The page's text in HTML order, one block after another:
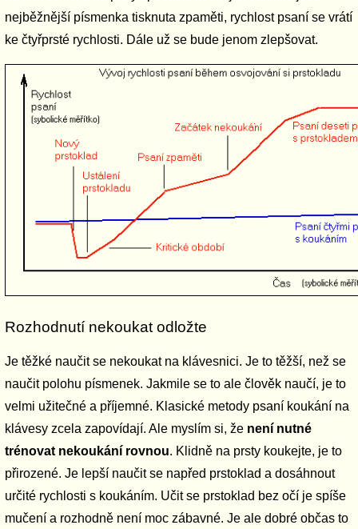
nejběžnější písmenka tisknuta zpaměti, rychlost psaní se vrátí
ke čtyřprsté rychlosti. Dále už se bude jenom zlepšovat.
Rozhodnutí nekoukat odložte
Je těžké naučit se nekoukat na klávesnici. Je to těžší, než se
naučit polohu písmenek. Jakmile se to ale člověk naučí, je to
velmi užitečné a příjemné. Klasické metody psaní koukání na
klávesy zcela zapovídají. Ale myslím si, že není nutné
trénovat nekoukání rovnou. Klidně na prsty koukejte, je to
přirozené. Je lepší naučit se napřed prstoklad a dosáhnout
určité rychlosti s koukáním. Učit se prstoklad bez očí je spíše
mučení a rozhodně není moc zábavné. Je ale dobré občas to